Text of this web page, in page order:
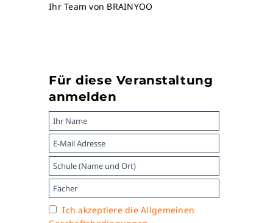
Für diese Veranstaltung
anmelden
Ich akzeptiere die Allgemeinen
Ihr Team von BRAINYOO